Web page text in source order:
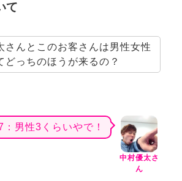
て
さんとこのお客さんは男性女性
どっちのほうが来るの？
中村優太さ
ん
：男性3くらいやで！